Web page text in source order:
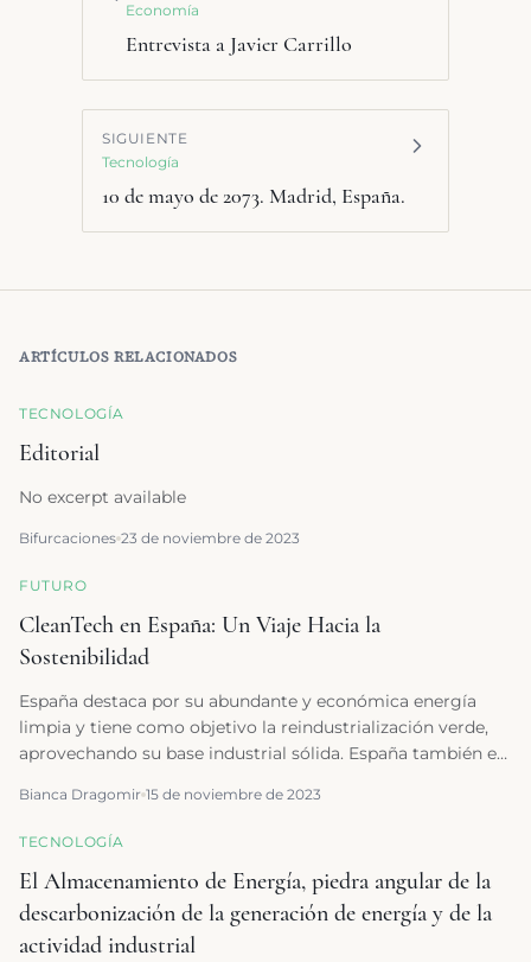
Economía
Entrevista a Javier Carrillo
SIGUIENTE
Tecnología
10 de mayo de 2073. Madrid, España.
ARTÍCULOS RELACIONADOS
TECNOLOGÍA
Editorial
No excerpt available
Bifurcaciones 23 de noviembre de 2023
FUTURO
CleanTech en España: Un Viaje Hacia la
Sostenibilidad
España destaca por su abundante y económica energía
limpia y tiene como objetivo la reindustrialización verde,
aprovechando su base industrial sólida. España también es
futuro más sostenible y próspero.
Bianca Dragomir 15 de noviembre de 2023
TECNOLOGÍA
El Almacenamiento de Energía, piedra angular de la
descarbonización de la generación de energía y de la
actividad industrial